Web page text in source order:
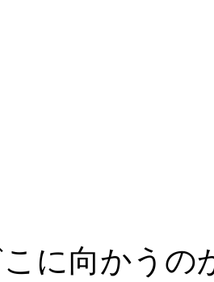
こに向かうの